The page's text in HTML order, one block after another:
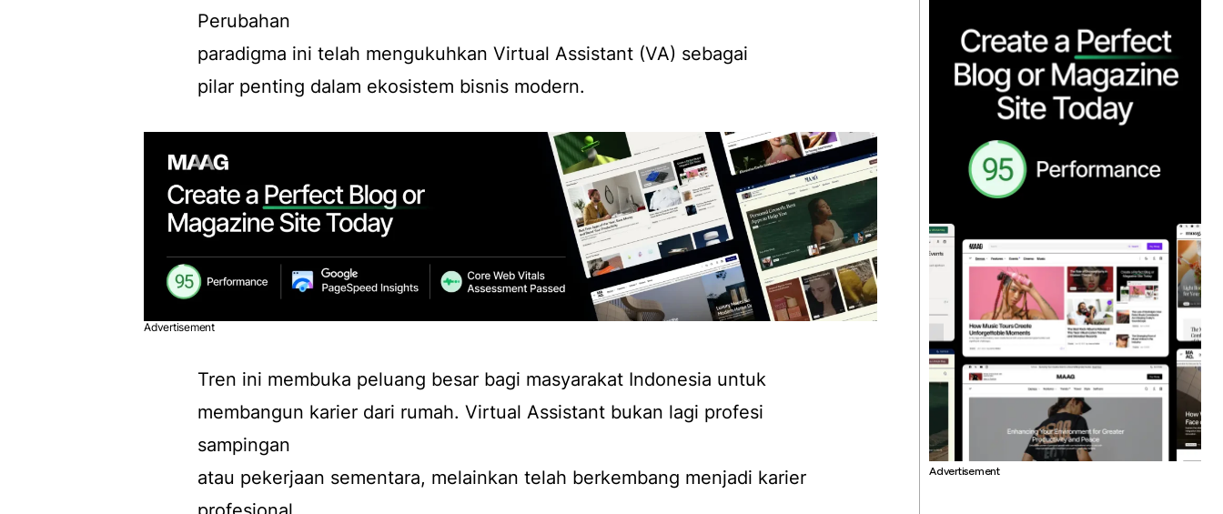
Perubahan
paradigma ini telah mengukuhkan Virtual Assistant (VA) sebagai
pilar penting dalam ekosistem bisnis modern.
Advertisement
Tren ini membuka peluang besar bagi masyarakat Indonesia untuk
membangun karier dari rumah. Virtual Assistant bukan lagi profesi
sampingan
atau pekerjaan sementara, melainkan telah berkembang menjadi karier
Advertisement